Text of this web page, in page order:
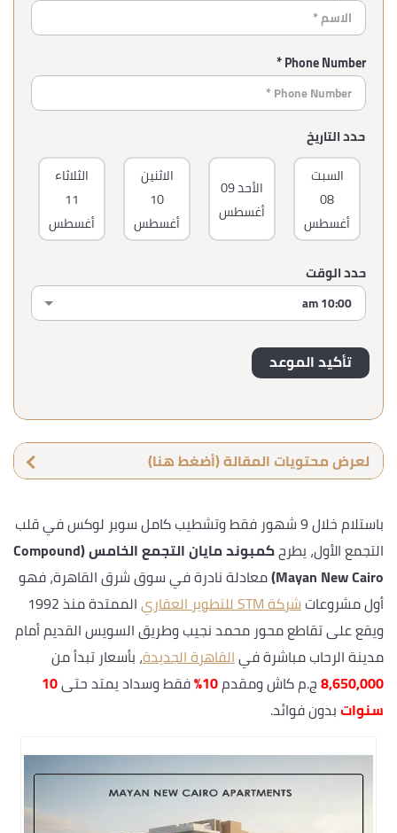
Phone Number *
حدد التاريخ
السبت
08
أغسطس
الأحد09
أغسطس
الاثنين
10
أغسطس
الثلاثاء
11
أغسطس
حدد الوقت
لعرض محتويات المقالة (أضغط هنا)
باستلام خلال 9 شهور فقط وتشطيب كامل سوبر لوكس في قلب
التجمع الأول، يطرح
كمبوند مايان التجمع الخامس (Compound
Mayan New Cairo) معادلة نادرة في سوق شرق القاهرة، فهو
أول مشروعاتشركة STM للتطوير العقاري
الممتدة منذ 1992
ويقع على تقاطع محور محمد نجيب وطريق السويس القديم أمام
مدينة الرحاب مباشرة فيالقاهرة الجديدة، بأسعار تبدأ من
8,650,000ج.م كاش ومقدم10% فقط وسداد يمتد حتى10
سنوات بدون فوائد.